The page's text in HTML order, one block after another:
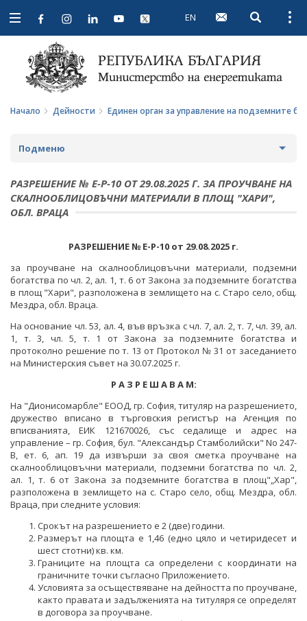
Open
navigation
EN Open
Начало Дейности Единен орган за управление на подземните
Подменю
СТРАТЕГИИ И ПОЛИТИКИ
СТАТИСТИКА И АНАЛИЗИ
ПРОТОКОЛИ И ДРУГИ МАТЕРИАЛИ ОТ ЗАСЕДАНИЯТА
НА СЪВЕТА
РАЗСЕКРЕТЕНИ ДОГОВОРИ В ЕНЕРГЕТИКАТА
ПРЯКО ИЗЛЪЧВАНЕ НА ЗАСЕДАНИЯТА НА
ОБЩЕСТВЕНИЯ СЪВЕТ ПО ЕНЕРГЕТИКА
МЕЖДУНАРОДЕН ФОНД "КОЗЛОДУЙ"
ПРОЕКТИ ОТ ОБЩ ИНТЕРЕС
ДРУГИ ЗНАЧИМИ ПРОЕКТИ
ПРОГРАМА "ЕНЕРГИЙНА ЕФЕКТИВНОСТ И
ВЪЗОБНОВЯЕМА ЕНЕРГИЯ"
ЕНЕРГИЙНА ЕФЕКТИВНОСТ
ВЪЗОБНОВЯЕМИ ЕНЕРГИЙНИ ИЗТОЧНИЦИ
ХЪБ "ЕНЕРГИЙНИ ОБЩНОСТИ"
ХЪБ "ЕНЕРГИЙНИ ОБЩНОСТИ"
ГЕОТЕРМАЛНА ЛАБОРАТОРИЯ
ГЕОТЕРМАЛНА ЛАБОРАТОРИЯ
ЕНЕРГИЕН ПАЗАР
КРИТИЧНА ЕНЕРГИЙНА ИНФРАСТРУКТУРА
ЕДИНЕН ОРГАН ЗА УПРАВЛЕНИЕ НА ПОДЗЕМНИТЕ
БОГАТСТВА
ДЕЙНОСТ
МЕТАЛНИ ПОЛЕЗНИ ИЗКОПАЕМИ
НЕМЕТАЛНИ ПОЛЕЗНИ ИЗКОПАЕМИ -
ИНДУСТРИАЛНИ МИНЕРАЛИ
РАЗРЕШЕНИЕ № Е-Р-10 ОТ 29.08.2025 Г. ЗА ПРОУЧВАНЕ НА
СКАЛНООБЛИЦОВЪЧНИ МАТЕРИАЛИ В ПЛОЩ "ХАРИ",
ОБЛ. ВРАЦА
РАЗРЕШЕНИЕ № Е-Р-10 от 29.08.2025 г.
за проучване на скалнооблицовъчни материали, подземни
богатства по чл. 2, ал. 1, т. 6 от Закона за подземните богатства
в площ "Хари", разположена в землището на с. Старо село, общ.
Мездра, обл. Враца.
На основание чл. 53, ал. 4, във връзка с чл. 7, ал. 2, т. 7, чл. 39, ал.
1, т. 3, чл. 5, т. 1 от Закона за подземните богатства и
протоколно решение по т. 13 от Протокол № 31 от заседанието
на Министерския съвет на 30.07.2025 г.
Р А З Р Е Ш А В А М:
На "Дионисомарбле" ЕООД, гр. София, титуляр на разрешението,
дружество вписано в търговския регистър на Агенция по
вписванията, ЕИК 121670026, със седалище и адрес на
управление – гр. София, бул. "Александър Стамболийски" No 247-
В, ет. 6, ап. 19 да извърши за своя сметка проучване на
скалнооблицовъчни материали, подземни богатства по чл. 2,
ал. 1, т. 6 от Закона за подземните богатства в площ"„Хар",
разположена в землището на с. Старо село, общ. Мездра, обл.
Враца, при следните условия:
Срокът на разрешението е 2 (две) години.
Размерът на площта е 1,46 (едно цяло и четиридесет и
шест стотни) кв. км.
Границите на площта са определени с координати на
граничните точки съгласно Приложението.
Условията за осъществяване на дейността по проучване,
както правата и задълженията на титуляря се определят
в договора за проучване.